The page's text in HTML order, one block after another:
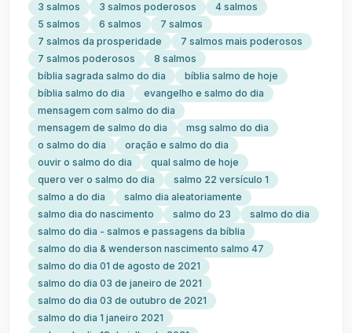
3 salmos
3 salmos poderosos
4 salmos
5 salmos
6 salmos
7 salmos
7 salmos da prosperidade
7 salmos mais poderosos
7 salmos poderosos
8 salmos
bíblia sagrada salmo do dia
bíblia salmo de hoje
bíblia salmo do dia
evangelho e salmo do dia
mensagem com salmo do dia
mensagem de salmo do dia
msg salmo do dia
o salmo do dia
oração e salmo do dia
ouvir o salmo do dia
qual salmo de hoje
quero ver o salmo do dia
salmo 22 versículo 1
salmo a do dia
salmo dia aleatoriamente
salmo dia do nascimento
salmo do 23
salmo do dia
salmo do dia - salmos e passagens da bíblia
salmo do dia & wenderson nascimento salmo 47
salmo do dia 01 de agosto de 2021
salmo do dia 03 de janeiro de 2021
salmo do dia 03 de outubro de 2021
salmo do dia 1 janeiro 2021